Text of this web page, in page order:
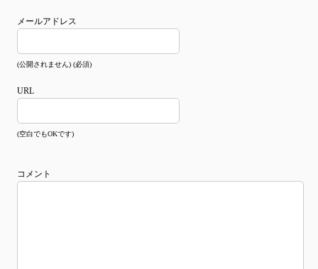
メールアドレス
(公開されません) (必須)
URL
(空白でもOKです)
コメント